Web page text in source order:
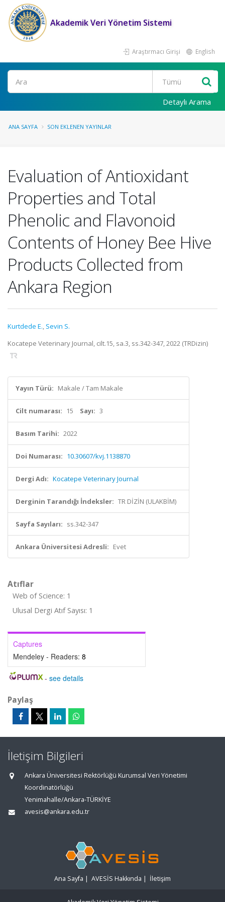
Akademik Veri Yönetim Sistemi
Araştırmacı Girişi English
Ara
Detaylı Arama
ANA SAYFA SON EKLENEN YAYINLAR
Evaluation of Antioxidant
Properties and Total
Phenolic and Flavonoid
Contents of Honey Bee Hive
Products Collected from
Ankara Region
Kurtdede E., Sevin S.
Kocatepe Veterinary Journal, cilt.15, sa.3, ss.342-347, 2022 (TRDizin)
Yayın Türü: Makale / Tam Makale
Cilt numarası: 15 Sayı: 3
Basım Tarihi: 2022
Doi Numarası: 10.30607/kvj.1138870
Dergi Adı: Kocatepe Veterinary Journal
Derginin Tarandığı İndeksler: TR DİZİN (ULAKBİM)
Sayfa Sayıları: ss.342-347
Ankara Üniversitesi Adresli: Evet
Atıflar
Web of Science: 1
Ulusal Dergi Atıf Sayısı: 1
Captures
Mendeley - Readers: 8
- see details
Paylaş
İletişim Bilgileri
Ankara Üniversitesi Rektörlüğü Kurumsal Veri Yönetimi
Koordinatörlüğü
Yenimahalle/Ankara-TÜRKİYE
avesis@ankara.edu.tr
Ana Sayfa | AVESİS Hakkında | İletişim